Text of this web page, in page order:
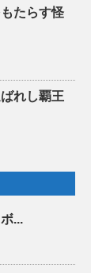
たらす怪
れし覇王
...